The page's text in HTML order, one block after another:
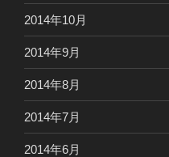
2014年10月
2014年9月
2014年8月
2014年7月
2014年6月